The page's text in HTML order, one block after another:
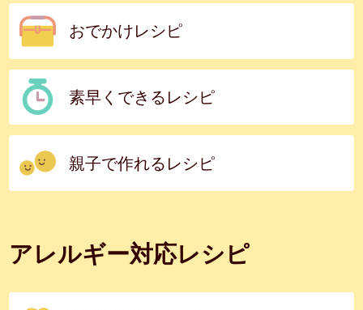
おでかけレシピ
素早くできるレシピ
親子で作れるレシピ
アレルギー対応レシピ